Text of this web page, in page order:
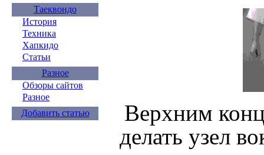
Таеквондо
История
Техника
Хапкидо
Статьи
Разное
Обзоры сайтов
Разное
Добавить статью
Верхним
делать узел